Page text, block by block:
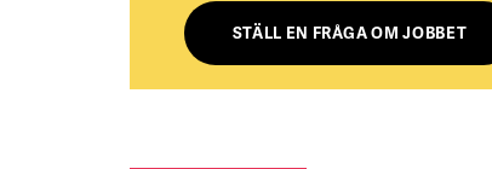
STÄLL EN FRÅGA OM JOBBET